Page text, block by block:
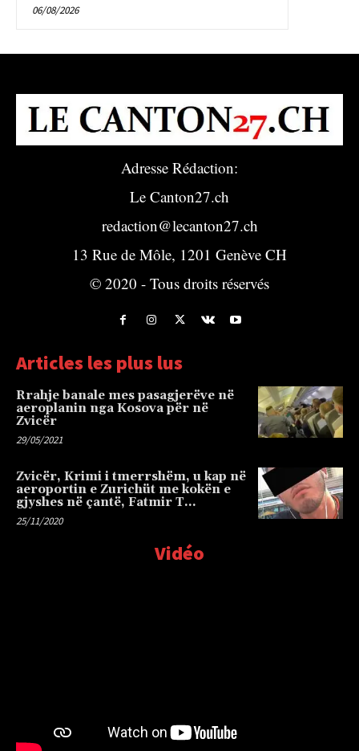
06/08/2026
Adresse Rédaction:
Le Canton27.ch
redaction@lecanton27.ch
13 Rue de Môle, 1201 Genève CH
© 2020 - Tous droits réservés
Articles les plus lus
Rrahje banale mes pasagjerëve në
aeroplanin nga Kosova për në
Zvicër
29/05/2021
Zvicër, Krimi i tmerrshëm, u kap në
aeroportin e Zurichüt me kokën e
gjyshes në çantë, Fatmir T…
25/11/2020
Vidéo